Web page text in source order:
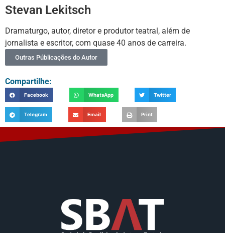
Stevan Lekitsch
Dramaturgo, autor, diretor e produtor teatral, além de
jornalista e escritor, com quase 40 anos de carreira.
Outras Públicações do Autor
Compartilhe:
Facebook WhatsApp Twitter
Telegram Email Print